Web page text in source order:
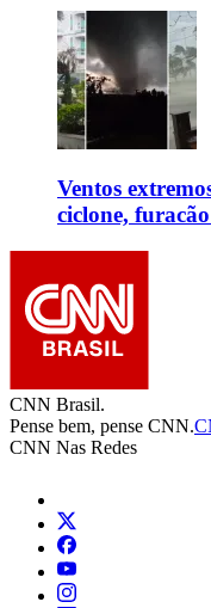
Ventos
ciclone,
CNN Brasil.
Pense bem, pense CNN.
CNN Nas Redes